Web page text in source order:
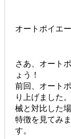
オートポイエ
さあ、オート
ょう！
前回、オート
り上げました
械と対比した
特徴を見てみ
す。